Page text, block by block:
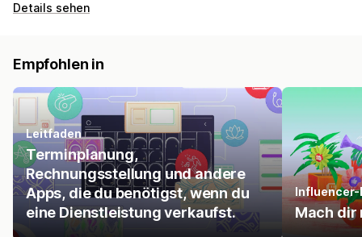
Details sehen
Empfohlen in
Leitfaden
Terminplanung,
Rechnungsstellung und andere
Apps, die du benötigst, wenn du
eine Dienstleistung verkaufst.
Mach dir